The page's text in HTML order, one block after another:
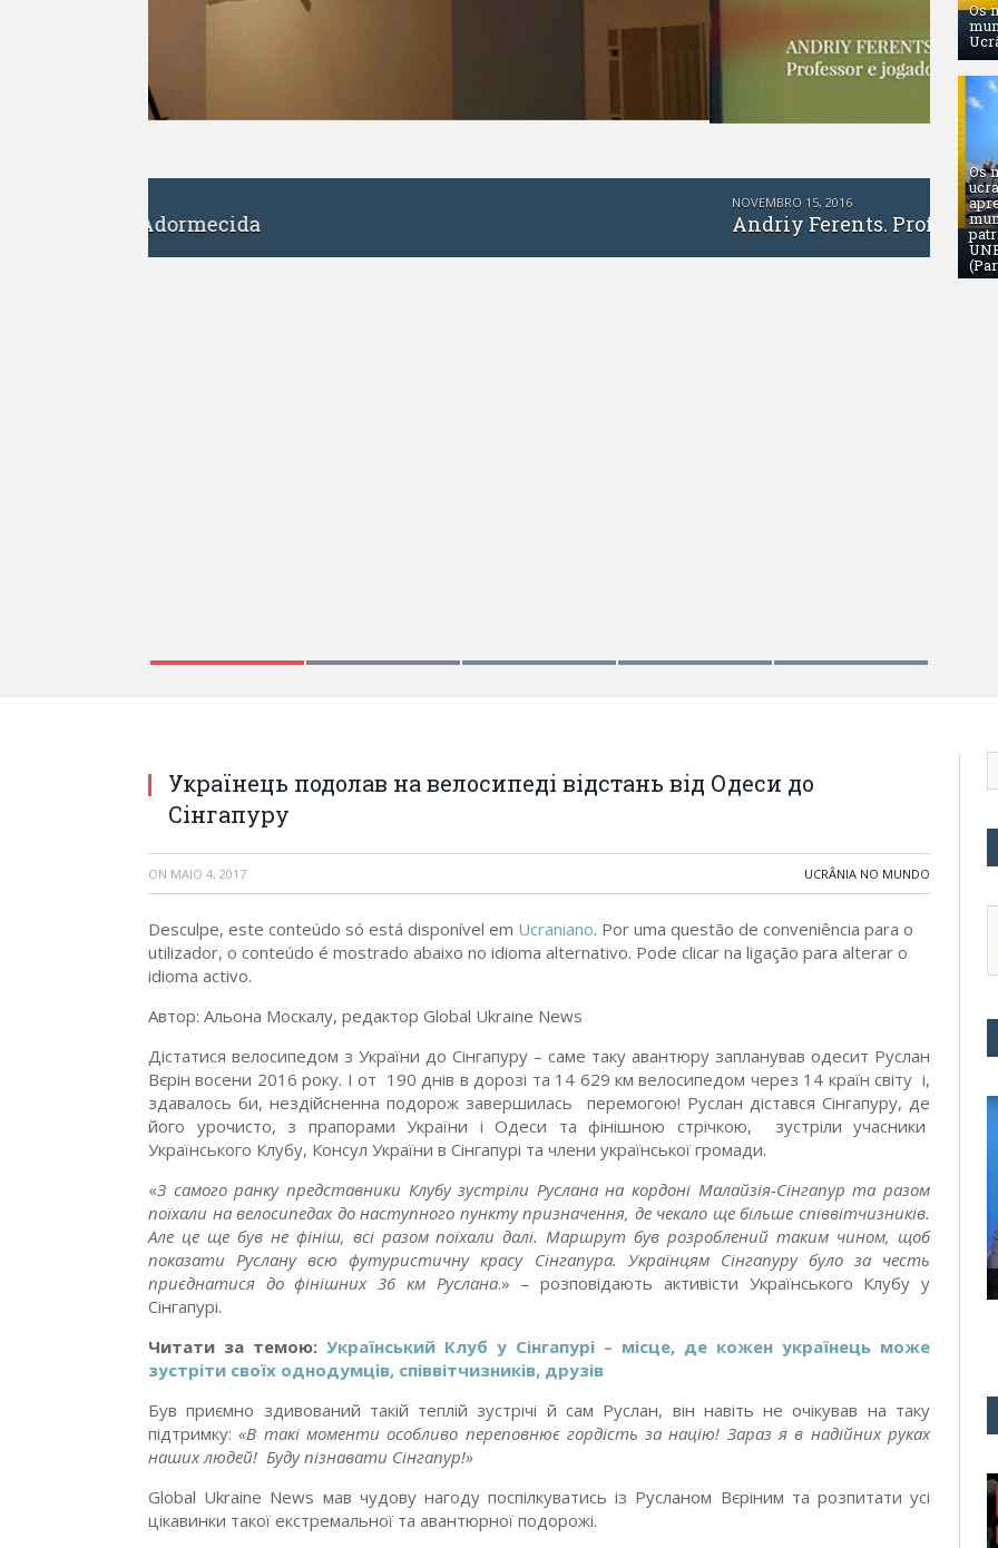
Andriy Ferents. Professor e jogador de xadrez
Os
Os
Українець подолав на велосипеді відстань від Одеси до
Сінгапуру
ON MAIO 4, 2017 UCRÂNIA NO MUNDO
Desculpe, este conteúdo só está disponível em Ucraniano. Por uma questão de conveniência para o
utilizador, o conteúdo é mostrado abaixo no idioma alternativo. Pode clicar na ligação para alterar o
idioma activo.
Автор: Альона Москалу, редактор Global Ukraine News
Дістатися велосипедом з України до Сінгапуру – саме таку авантюру запланував одесит Руслан
Вєрін восени 2016 року. І от 190 днів в дорозі та 14 629 км велосипедом через 14 країн світу і,
здавалось би, нездійсненна подорож завершилась перемогою! Руслан дістався Сінгапуру, де
його урочисто, з прапорами України і Одеси та фінішною стрічкою, зустріли учасники
Українського Клубу, Консул України в Сінгапурі та члени української громади.
«З самого ранку представники Клубу зустріли Руслана на кордоні Малайзія-Сінгапур та разом
поїхали на велосипедах до наступного пункту призначення, де чекало ще більше співвітчизників.
Але це ще був не фініш, всі разом поїхали далі. Маршрут був розроблений таким чином, щоб
показати Руслану всю футуристичну красу Сінгапура. Українцям Сінгапуру було за честь
приєднатися до фінішних 36 км Руслана.» – розповідають активісти Українського Клубу у
Сінгапурі.
Читати за темою: Український Клуб у Сінгапурі – місце, де кожен українець може
зустріти своїх однодумців, співвітчизників, друзів
Був приємно здивований такій теплій зустрічі й сам Руслан, він навіть не очікував на таку
підтримку:«В такі моменти особливо переповнює гордість за націю! Зараз я в надійних руках
наших людей! Буду пізнавати Сінгапур!»
Global Ukraine News мав чудову нагоду поспілкуватись із Русланом Вєріним та розпитати усі
цікавинки такої екстремальної та авантюрної подорожі.